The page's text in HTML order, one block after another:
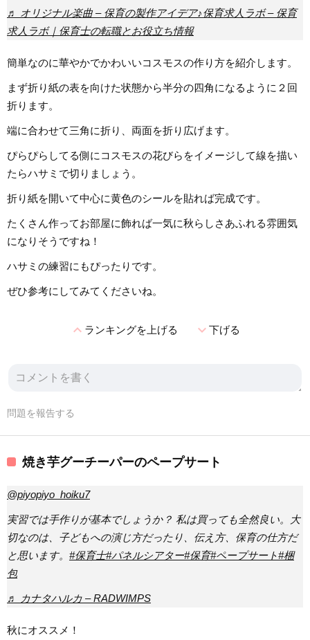
♬ オリジナル楽曲 – 保育の製作アイデア♪保育求人ラボ – 保育
求人ラボ｜保育士の転職とお役立ち情報
簡単なのに華やかでかわいいコスモスの作り方を紹介します。
まず折り紙の表を向けた状態から半分の四角になるように２回
折ります。
端に合わせて三角に折り、両面を折り広げます。
ぴらぴらしてる側にコスモスの花びらをイメージして線を描い
たらハサミで切りましょう。
折り紙を開いて中心に黄色のシールを貼れば完成です。
たくさん作ってお部屋に飾れば一気に秋らしさあふれる雰囲気
になりそうですね！
ハサミの練習にもぴったりです。
ぜひ参考にしてみてくださいね。
expand_lessランキングを上げる expand_more下げる
問題を報告する
焼き芋グーチーパーのペープサート
@piyopiyo_hoiku7
実習では手作りが基本でしょうか？ 私は買っても全然良い。大
切なのは、子どもへの演じ方だったり、伝え方、保育の仕方だ
と思います。 #保育士#パネルシアター#保育#ペープサート#梱
包
♬ カナタハルカ – RADWIMPS
秋にオススメ！